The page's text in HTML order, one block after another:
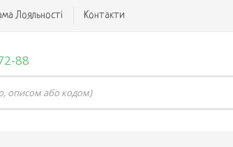
Лояльності Контакти
88